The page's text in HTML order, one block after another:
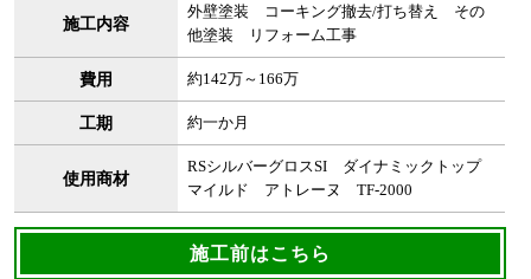
施工内容
外壁塗装 コーキング撤去/打ち替え その
他塗装 リフォーム工事
費用 約142万～166万
工期 約一か月
使用商材
RSシルバーグロスSI ダイナミックトップ
マイルド アトレーヌ TF-2000
施工前はこちら